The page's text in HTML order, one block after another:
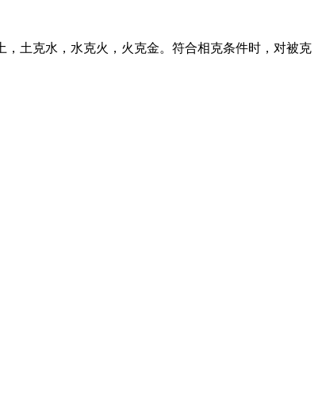
土克水，水克火，火克金。符合相克条件时，对被克